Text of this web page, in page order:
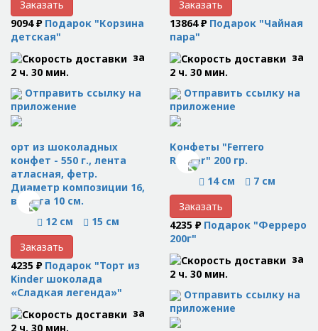
Заказать
13864 ₽ Подарок "Чайная
пара"
за
2 ч. 30 мин.
Отправить ссылку на
приложение
Заказать
9094 ₽ Подарок "Корзина
детская"
за
2 ч. 30 мин.
Отправить ссылку на
приложение
Конфеты "Ferrero
Rocher" 200 гр.
14 см
7 см
Заказать
4235 ₽ Подарок "Ферреро
200г"
за
2 ч. 30 мин.
Отправить ссылку на
приложение
орт из шоколадных
конфет - 550 г., лента
атласная, фетр.
Диаметр композиции 16,
высота 10 см.
12 см
15 см
Заказать
4235 ₽ Подарок "Торт из
Kinder шоколада
«Сладкая легенда»"
за
2 ч. 30 мин.